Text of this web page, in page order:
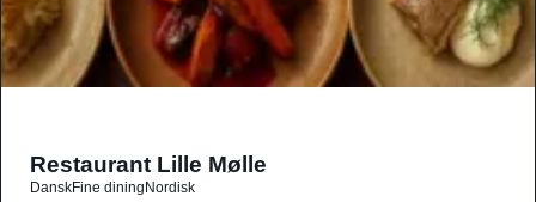
Restaurant Lille Mølle
DanskFine diningNordisk